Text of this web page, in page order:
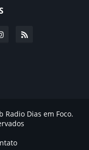
Radio Dias em Foco.